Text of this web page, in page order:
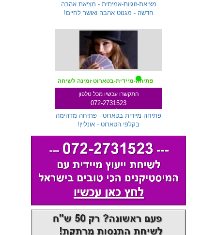
מציאת-זוגיות-אמיתית - מציאת אהבה
חדשה - מגנוט אהבה ואושר לחיים!
פתיחה-מיידית-בטארוט זמינה לשיחה
התקשרו עכשיו מכל טלפון
072-2731523
פתיחה-מיידית-בטארוט - פתיחה מדהימה
בקלפי הטארוט - אונליין!